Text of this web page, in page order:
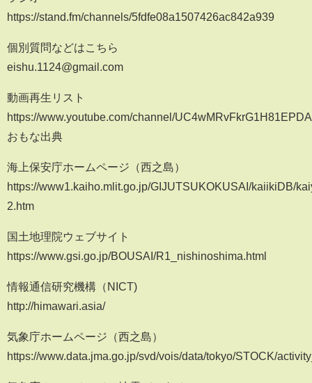
https://stand.fm/channels/5fdfe08a1507426ac842a939
個別質問などはこちら
eishu.1124@gmail.com
動画再生リスト
https://www.youtube.com/channel/
おもな出典
海上保安庁ホームページ（西之島）
https://www1.kaiho.mlit.go.jp/GIJUTSUKOKUSAI/kaiikiDB/
2.htm
国土地理院ウェブサイト
https://www.gsi.go.jp/BOUSAI/R1_nishinoshima.html
情報通信研究機構（NICT)
http://himawari.asia/
気象庁ホームページ（西之島）
https://www.data.jma.go.jp/svd/vois/data/tokyo/STOCK/